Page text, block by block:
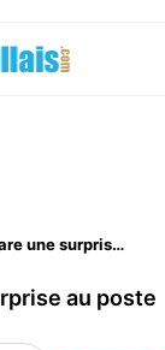
OM : Frank McCourt prépare une surprise au poste d'entraîneur…
au poste